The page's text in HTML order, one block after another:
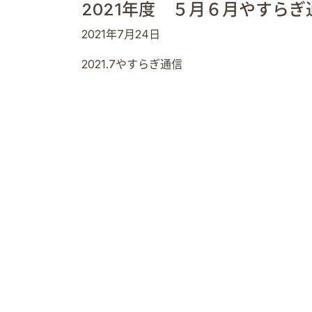
2021年度 ５月６月やすらぎ
2021年7月24日
2021.7やすらぎ通信